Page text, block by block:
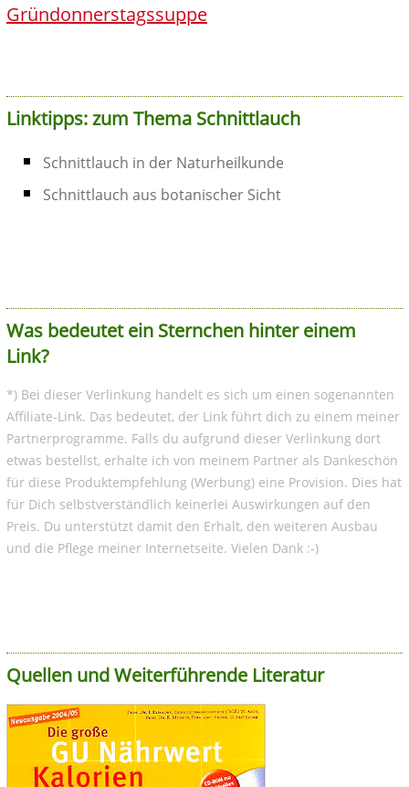
Gründonnerstagssuppe
Linktipps: zum Thema Schnittlauch
Schnittlauch in der Naturheilkunde
Schnittlauch aus botanischer Sicht
Was bedeutet ein Sternchen hinter einem
Link?
*) Bei dieser Verlinkung handelt es sich um einen sogenannten
Affiliate-Link. Das bedeutet, der Link führt dich zu einem meiner
Partnerprogramme. Falls du aufgrund dieser Verlinkung dort
etwas bestellst, erhalte ich von meinem Partner als Dankeschön
für diese Produktempfehlung (Werbung) eine Provision. Dies hat
für Dich selbstverständlich keinerlei Auswirkungen auf den
Preis. Du unterstützt damit den Erhalt, den weiteren Ausbau
und die Pflege meiner Internetseite. Vielen Dank :-)
Quellen und Weiterführende Literatur